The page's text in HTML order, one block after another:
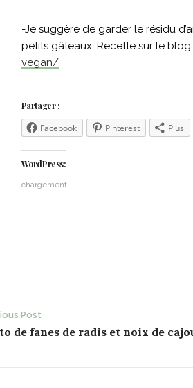
-Je suggère de garder le résidu
petits gâteaux. Recette sur le blog
vegan/
Partager :
Facebook Pinterest Plus
WordPress:
chargement…
Post
de fanes de radis et noix de